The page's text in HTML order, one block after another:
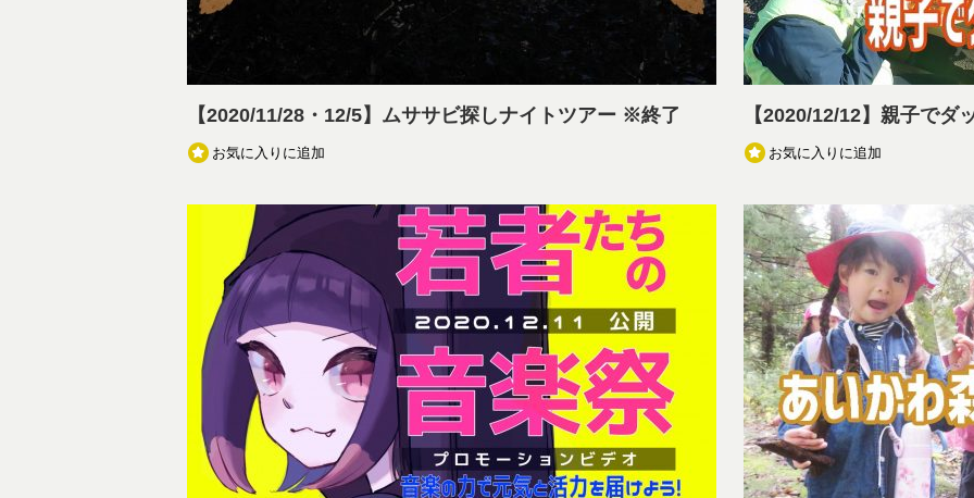
【2020/11/28・12/5】ムササビ探しナイトツアー ※終了
お気に入りに追加
【2020/12/12】親子で
お気に入りに追加